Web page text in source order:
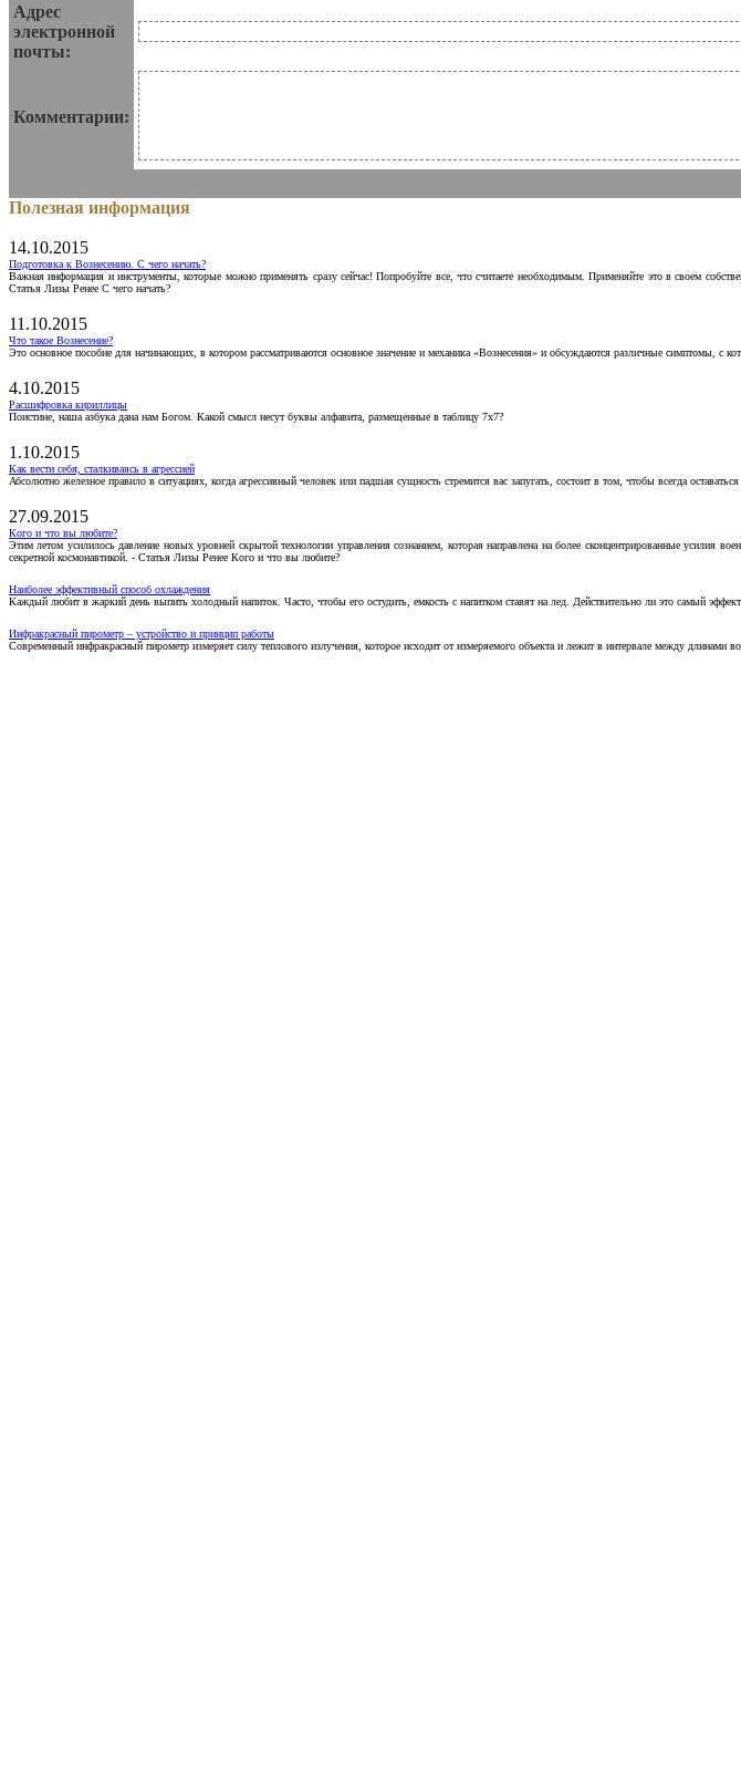
Адрес
электронной
почты:
Комментарии:
Полезная информация
14.10.2015
Подготовка к Вознесению. С чего начать?
Важная информация и инструменты, которые можно применять сразу сейчас! Попробуйте все, что считаете необходимым. Применяйте это в своем
Статья Лизы Ренее С чего начать?
11.10.2015
Что такое Вознесение?
Это основное пособие для начинающих, в котором рассматриваются основное значение и механика «Вознесения» и обсуждаются различные симптомы,
4.10.2015
Расшифровка кириллицы
Поистине, наша азбука дана нам Богом. Какой смысл несут буквы алфавита, размещенные в таблицу 7х7?
1.10.2015
Как вести себя, сталкиваясь в агрессией
Абсолютно железное правило в ситуациях, когда агрессивный человек или падшая сущность стремится вас запугать, состоит в том, чтобы всегда
27.09.2015
Кого и что вы любите?
Этим летом усилилось давление новых уровней скрытой технологии управления сознанием, которая направлена на более сконцентрированные
секретной космонавтикой. - Статья Лизы Ренее Кого и что вы любите?
Наиболее эффективный способ охлаждения
Каждый любит в жаркий день выпить холодный напиток. Часто, чтобы его остудить, емкость с напитком ставят на лед. Действительно ли это самый
Инфракрасный пирометр – устройство и принцип работы
Современный инфракрасный пирометр измеряет силу теплового излучения, которое исходит от измеряемого объекта и лежит в интервале между длинами